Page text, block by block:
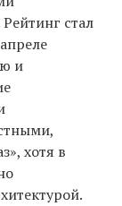
стал
и
хотя в